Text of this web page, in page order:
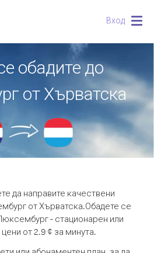
Вход
обадите до
от Хърватска
да направите качествени
от Хърватска.Обадете се
- стационарен или
от 2.9 ¢ за минута.